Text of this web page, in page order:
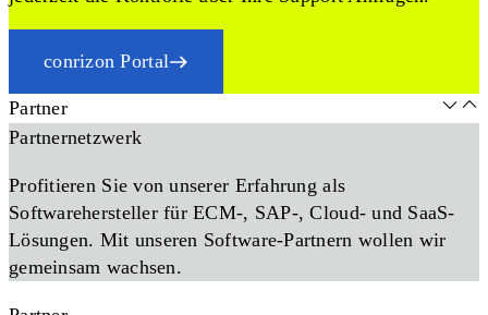
conrizon Portal
Partner
Partnernetzwerk
Profitieren Sie von unserer Erfahrung als
Softwarehersteller für ECM-, SAP-, Cloud- und SaaS-
Lösungen. Mit unseren Software-Partnern wollen wir
gemeinsam wachsen.